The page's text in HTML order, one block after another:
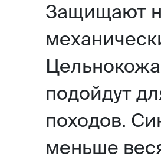
Защищают
подойдут
походов.
меньше